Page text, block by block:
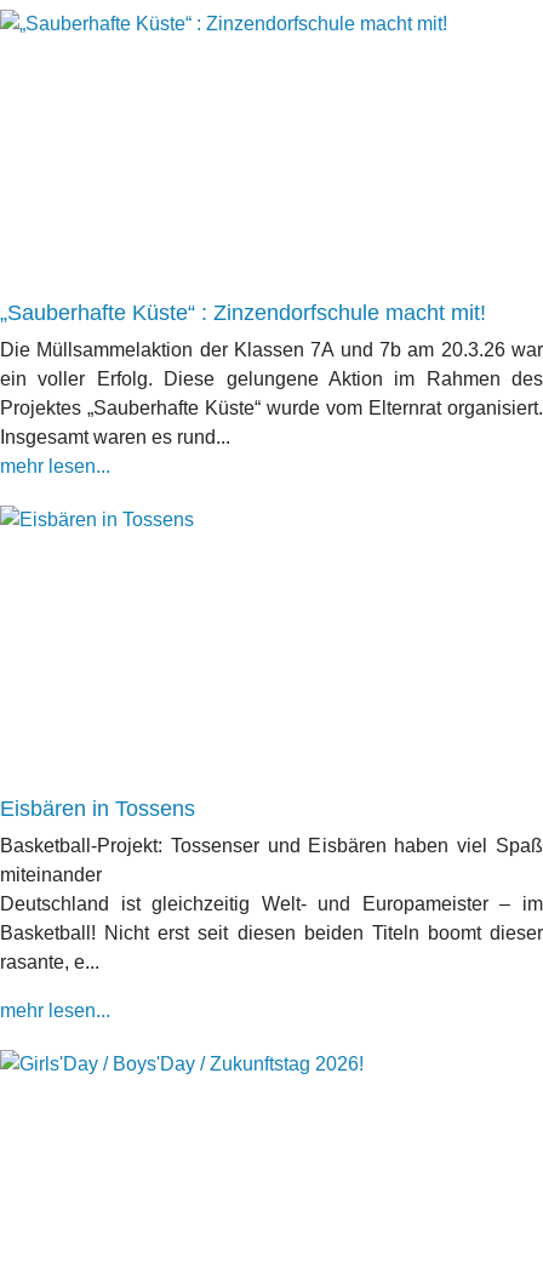
„Sauberhafte Küste“ : Zinzendorfschule macht mit!
Die Müllsammelaktion der Klassen 7A und 7b am 20.3.26 war
ein voller Erfolg. Diese gelungene Aktion im Rahmen des
Projektes „Sauberhafte Küste“ wurde vom Elternrat organisiert.
Insgesamt waren es rund...
mehr lesen...
Eisbären in Tossens
Basketball-Projekt: Tossenser und Eisbären haben viel Spaß
miteinander
Deutschland ist gleichzeitig Welt- und Europameister – im
Basketball! Nicht erst seit diesen beiden Titeln boomt dieser
rasante, e...
mehr lesen...